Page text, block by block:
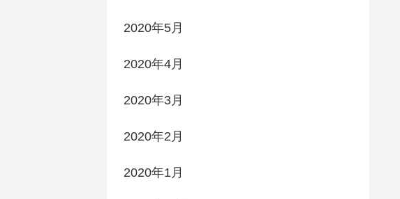
2020年5月
2020年4月
2020年3月
2020年2月
2020年1月